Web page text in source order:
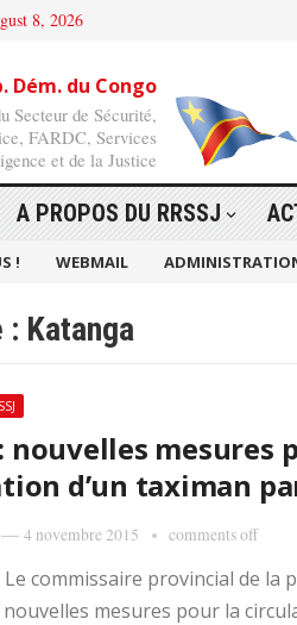
8, 2026
Dém. du Congo
Secteur de Sécurité,
FARDC, Services
et de la Justice
A PROPOS DU RRSSJ
! WEBMAIL
: Katanga
nouvelles
d’un taximan
— 4 novembre 2015 comments off
Le commissaire provincial de la
mesures pour la